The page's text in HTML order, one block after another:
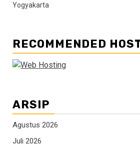
Yogyakarta
RECOMMENDED
ARSIP
Agustus 2026
Juli 2026